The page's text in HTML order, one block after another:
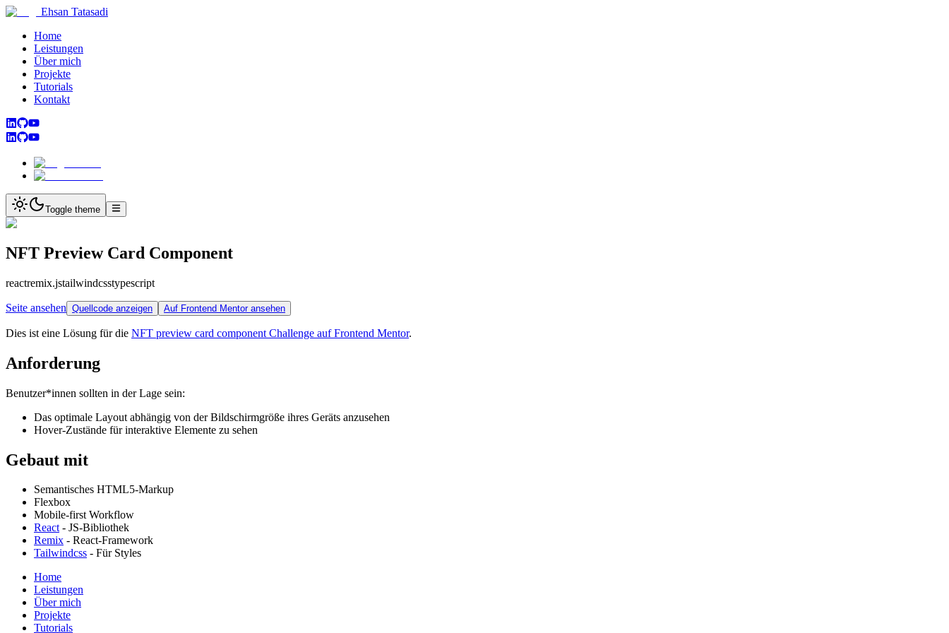
Ehsan Tatasadi
Home
Leistungen
Über mich
Projekte
Tutorials
Kontakt
Toggle theme
NFT Preview Card Component
reactremix.jstailwindcsstypescript
Seite ansehen Quellcode anzeigen Auf Frontend Mentor ansehen
Dies ist eine Lösung für die NFT preview card component Challenge auf Frontend Mentor.
Anforderung
Benutzer*innen sollten in der Lage sein:
Das optimale Layout abhängig von der Bildschirmgröße ihres Geräts anzusehen
Hover-Zustände für interaktive Elemente zu sehen
Gebaut mit
Semantisches HTML5-Markup
Flexbox
Mobile-first Workflow
React- JS-Bibliothek
Remix - React-Framework
Tailwindcss - Für Styles
Home
Leistungen
Über mich
Projekte
Tutorials